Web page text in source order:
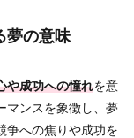
夢の意味
や成功への憧れを意
マンスを象徴し、夢
争への焦りや成功を